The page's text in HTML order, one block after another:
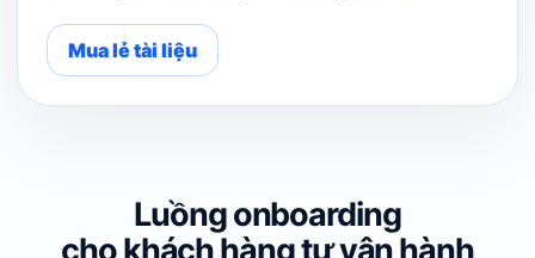
Mua lẻ tài liệu
Luồng onboarding